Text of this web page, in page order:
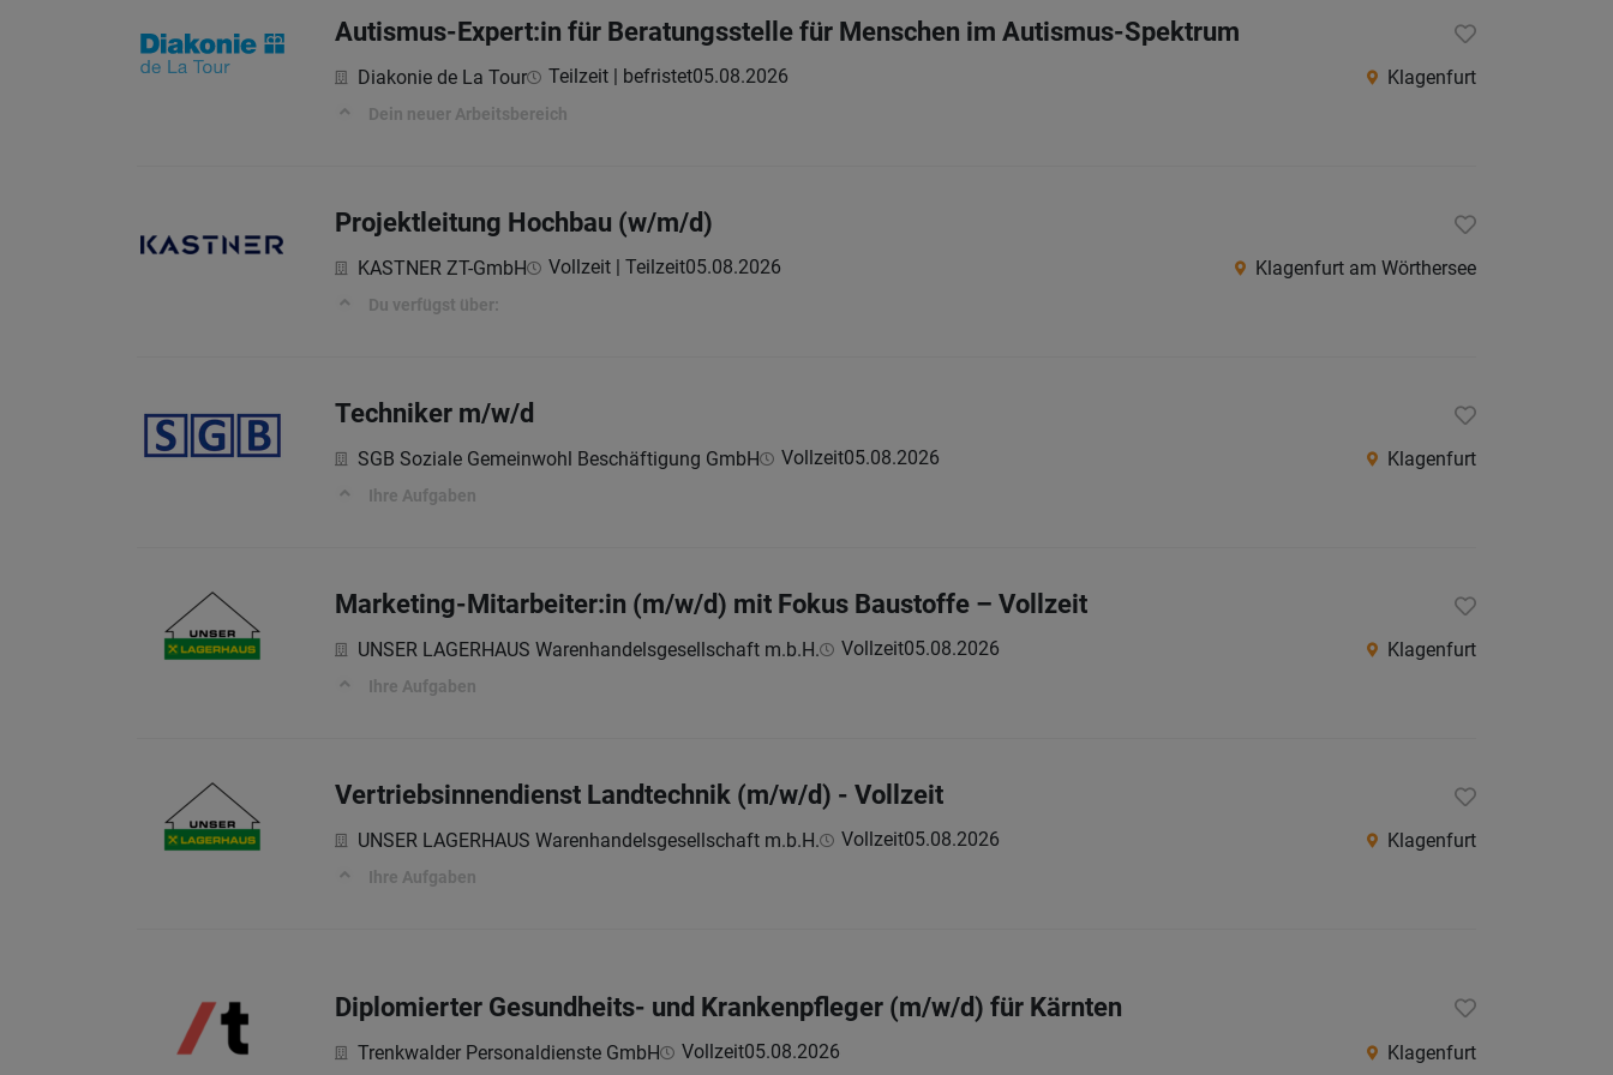
Autismus-Expert:in für Beratungsstelle für Menschen im Autismus-Spektrum
Diakonie de La Tour Teilzeit | befristet05.08.2026 Klagenfurt
Dein neuer Arbeitsbereich
Projektleitung Hochbau (w/m/d)
KASTNER ZT-GmbH Vollzeit | Teilzeit05.08.2026 Klagenfurt am Wörthersee
Du verfügst über:
Techniker m/w/d
SGB Soziale Gemeinwohl Beschäftigung GmbH Vollzeit05.08.2026 Klagenfurt
Ihre Aufgaben
Marketing-Mitarbeiter:in (m/w/d) mit Fokus Baustoffe – Vollzeit
UNSER LAGERHAUS Warenhandelsgesellschaft m.b.H. Vollzeit05.08.2026 Klagenfurt
Ihre Aufgaben
Vertriebsinnendienst Landtechnik (m/w/d) - Vollzeit
UNSER LAGERHAUS Warenhandelsgesellschaft m.b.H. Vollzeit05.08.2026 Klagenfurt
Ihre Aufgaben
Diplomierter Gesundheits- und Krankenpfleger (m/w/d) für Kärnten
Trenkwalder Personaldienste GmbH Vollzeit05.08.2026 Klagenfurt